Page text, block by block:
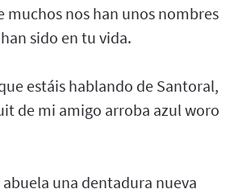
muchos nos han unos nombres
sido en tu vida.
estáis hablando de Santoral,
de mi amigo arroba azul woro
una dentadura nueva